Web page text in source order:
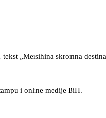
„Mersihina skromna
i online medije BiH.